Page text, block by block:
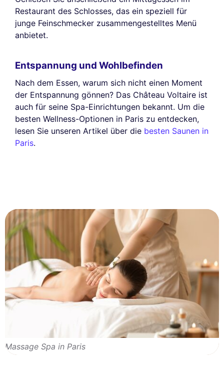
Restaurant des Schlosses, das ein speziell für
junge Feinschmecker zusammengestelltes Menü
anbietet.
Entspannung und Wohlbefinden
Nach dem Essen, warum sich nicht einen Moment
der Entspannung gönnen? Das Château Voltaire ist
auch für seine Spa-Einrichtungen bekannt. Um die
besten Wellness-Optionen in Paris zu entdecken,
lesen Sie unseren Artikel über die besten Saunen in
Paris.
Massage Spa in Paris